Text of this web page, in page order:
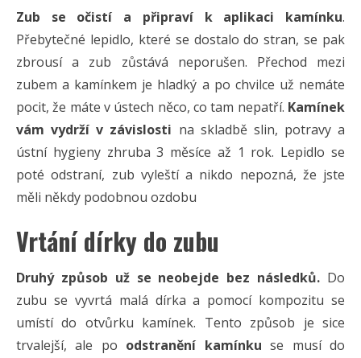
Zub se očistí a připraví k aplikaci kamínku.
Přebytečné lepidlo, které se dostalo do stran, se pak
zbrousí a zub zůstává neporušen. Přechod mezi
zubem a kamínkem je hladký a po chvilce už nemáte
pocit, že máte v ústech něco, co tam nepatří. Kamínek
vám vydrží v závislosti na skladbě slin, potravy a
ústní hygieny zhruba 3 měsíce až 1 rok. Lepidlo se
poté odstraní, zub vyleští a nikdo nepozná, že jste
měli někdy podobnou ozdobu
Vrtání dírky do zubu
Druhý způsob už se neobejde bez následků. Do
zubu se vyvrtá malá dírka a pomocí kompozitu se
umístí do otvůrku kamínek. Tento způsob je sice
trvalejší, ale po odstranění kamínku se musí do